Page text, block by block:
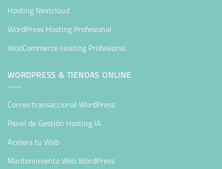
Hosting Nextcloud
WordPress Hosting Profesional
WooCommerce Hosting Profesional
WORDPRESS & TIENDAS ONLINE
Correo transaccional WordPress
Panel de Gestión Hosting IA
Acelera tu Web
Mantenimiento Web WordPress